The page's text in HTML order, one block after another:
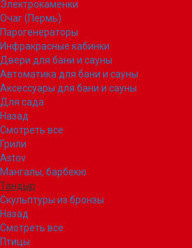
Электрокаменки
Очаг (Пермь)
Парогенераторы
Инфракрасные кабинки
Двери для бани и сауны
Автоматика для бани и сауны
Аксессуары для бани и сауны
Для сада
Назад
Смотреть все
Грили
Astov
Мангалы, барбекю
Тандыр
Скульптуры из бронзы
Назад
Смотреть все
Птицы